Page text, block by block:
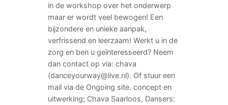
in de workshop over het onderwerp
maar er wordt veel bewogen! Een
bijzondere en unieke aanpak,
verfrissend en leerzaam! Werkt u in de
zorg en ben u geïnteresseerd? Neem
dan contact op via: chava
(danceyourway@live.nl). Of stuur een
mail via de Ongoing site. concept en
uitwerking; Chava Saarloos, Dansers: